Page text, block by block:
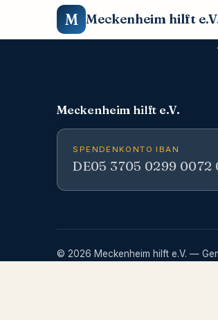
M Meckenheim hilft
Meckenheim hilft e.V.
SPENDENKONTO IBAN
DE05 3705 0299 0072
© 2026 Meckenheim hilft e.V. —